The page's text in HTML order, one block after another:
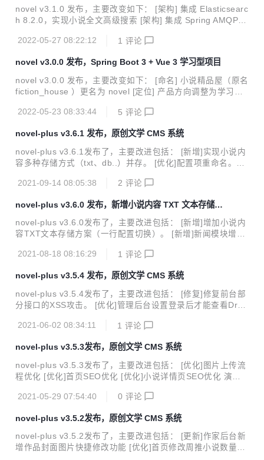
UG] 修复小说详情页封面错误图显示。 [优化] 部分页面样式
优化。 演示站点 点击前往 项目介绍 novel 是一套基于时下最
novel v3.1.0 发布，主要改变如下： [架构] 集成 Elasticsearc
h 8.2.0，实现小说全文高级搜索 [架构] 集成 Spring AMQP，
说/章节发布等部分作家相关接口 [前端] 设置 Elasticsearch
决小说内容页跳转后的样式问题和键盘事件监听 演示站点 点
击前往 软件简介 novel 是一套基于时下最新 Java 技术栈 Spr
ing Boot 3 + Vue 3 开发的前后端分离学习型小说项目，配备
详细的项目教程手把手教...
2022-05-27 08:22:12 1 评论
novel v3.0.0 发布，Spring Boot 3 + Vue 3 学习型项目
novel v3.0.0 发布，主要改变如下： [命名] 小说精品屋（原名
fiction_house ）更名为 novel [定位] 产品方向调整为学习型
据库重新设计，项目结构调整 [技术] 使用当前最新技术栈 Spr
能] 上线 novel 后端项目和 novel-front-web 前端项目 [文档]
上线项目实战教程 - 手把手教你从零开始开发上线一个生产级
别的小说系统 演示站点 点击前往 软件简介 novel 是一套基于
2022-05-23 08:33:44 5 评论
novel-plus v3.6.1 发布，原创文学 CMS 系统
novel-plus v3.6.1发布了，主要改进包括： [新增]实现小说内
容多种存储方式（txt、db..）并存。 [优化]配置项重命名。
屋是一个多平台（web、安卓app、微信小程序）、功能完善
专区和漫画专区。包括小说/漫画分类、小说/漫画搜索、小说/
漫画排行、完本小说/漫画、小说/漫画评分、小说/漫画在线阅
读、小说/漫画书架、小说/漫画阅读记录、小说TXT下载、小
说弹幕、小说/漫画自动爬取、小说内容自动分享到微博、邮件
自动推广、链接自动推送到百度搜索引擎等功能。包含电脑
2021-09-14 08:05:38 2 评论
novel-plus v3.6.0 发布，新增小说内容 TXT 文本存储方
novel-plus v3.6.0发布了，主要改进包括： [新增]增加小说内
容TXT文本存储方案（一行配置切换）。 [新增]新闻模块增加
演示站点 点击前往 项目介绍 小说精品屋是一个多平台（we
画连载系统，包含精品小说专区、轻小说专区和漫画专区。包
括小说/漫画分类、小说/漫画搜索、小说/漫画排行、完本小说/
漫画、小说/漫画评分、小说/漫画在线阅读、小说/漫画书架、
小说/漫画阅读记录、小说TXT下载、小说弹幕、小说/漫画自
动爬取、小说内容自动分享到微博、邮件自动推广、链接自
2021-08-18 08:16:29 1 评论
novel-plus v3.5.4 发布，原创文学 CMS 系统
novel-plus v3.5.4发布了，主要改进包括： [修复]修复前台部
分接口的XSS攻击。 [优化]管理后台设置登录后才能查看Drui
val is not allowed`的错误。 演示站点 点击前往 项目介绍 小
能完善的屏幕自适应小说漫画连载系统，包含精品小说专区、
轻小说专区和漫画专区。包括小说/漫画分类、小说/漫画搜
索、小说/漫画排行、完本小说/漫画、小说/漫画评分、小说/漫
画在线阅读、小说/漫画书架、小说/漫画阅读记录、小说TXT
下载、小说弹幕、小...
2021-06-02 08:34:11 1 评论
novel-plus v3.5.3发布，原创文学 CMS 系统
novel-plus v3.5.3发布了，主要改进包括： [优化]图片上传流
程优化 [优化]首页SEO优化 [优化]小说详情页SEO优化 演示
卓app、微信小程序）、功能完善的屏幕自适应小说漫画连载
漫画分类、小说/漫画搜索、小说/漫画排行、完本小说/漫画、
小说/漫画评分、小说/漫画在线阅读、小说/漫画书架、小说/漫
画阅读记录、小说TXT下载、小说弹幕、小说/漫画自动爬取、
小说内容自动分享到微博、邮件自动推广、链接自动推送到百
2021-05-29 07:54:40 0 评论
novel-plus v3.5.2发布，原创文学 CMS 系统
novel-plus v3.5.2发布了，主要改进包括： [更新]作家后台新
增作品封面图片快捷修改功能 [优化]首页修改周推小说数量